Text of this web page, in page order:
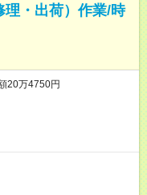
理・出荷）作業/時
20万4750円